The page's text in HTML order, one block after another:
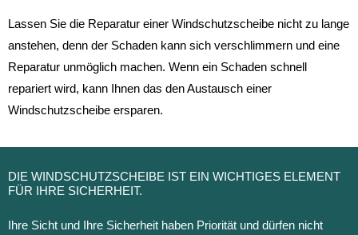
Lassen Sie die Reparatur einer Windschutzscheibe nicht zu lange
anstehen, denn der Schaden kann sich verschlimmern und eine
Reparatur unmöglich machen. Wenn ein Schaden schnell
repariert wird, kann Ihnen das den Austausch einer
Windschutzscheibe ersparen.
DIE WINDSCHUTZSCHEIBE IST EIN WICHTIGES ELEMENT
FÜR IHRE SICHERHEIT.
Ihre Sicht und Ihre Sicherheit haben Priorität und dürfen nicht